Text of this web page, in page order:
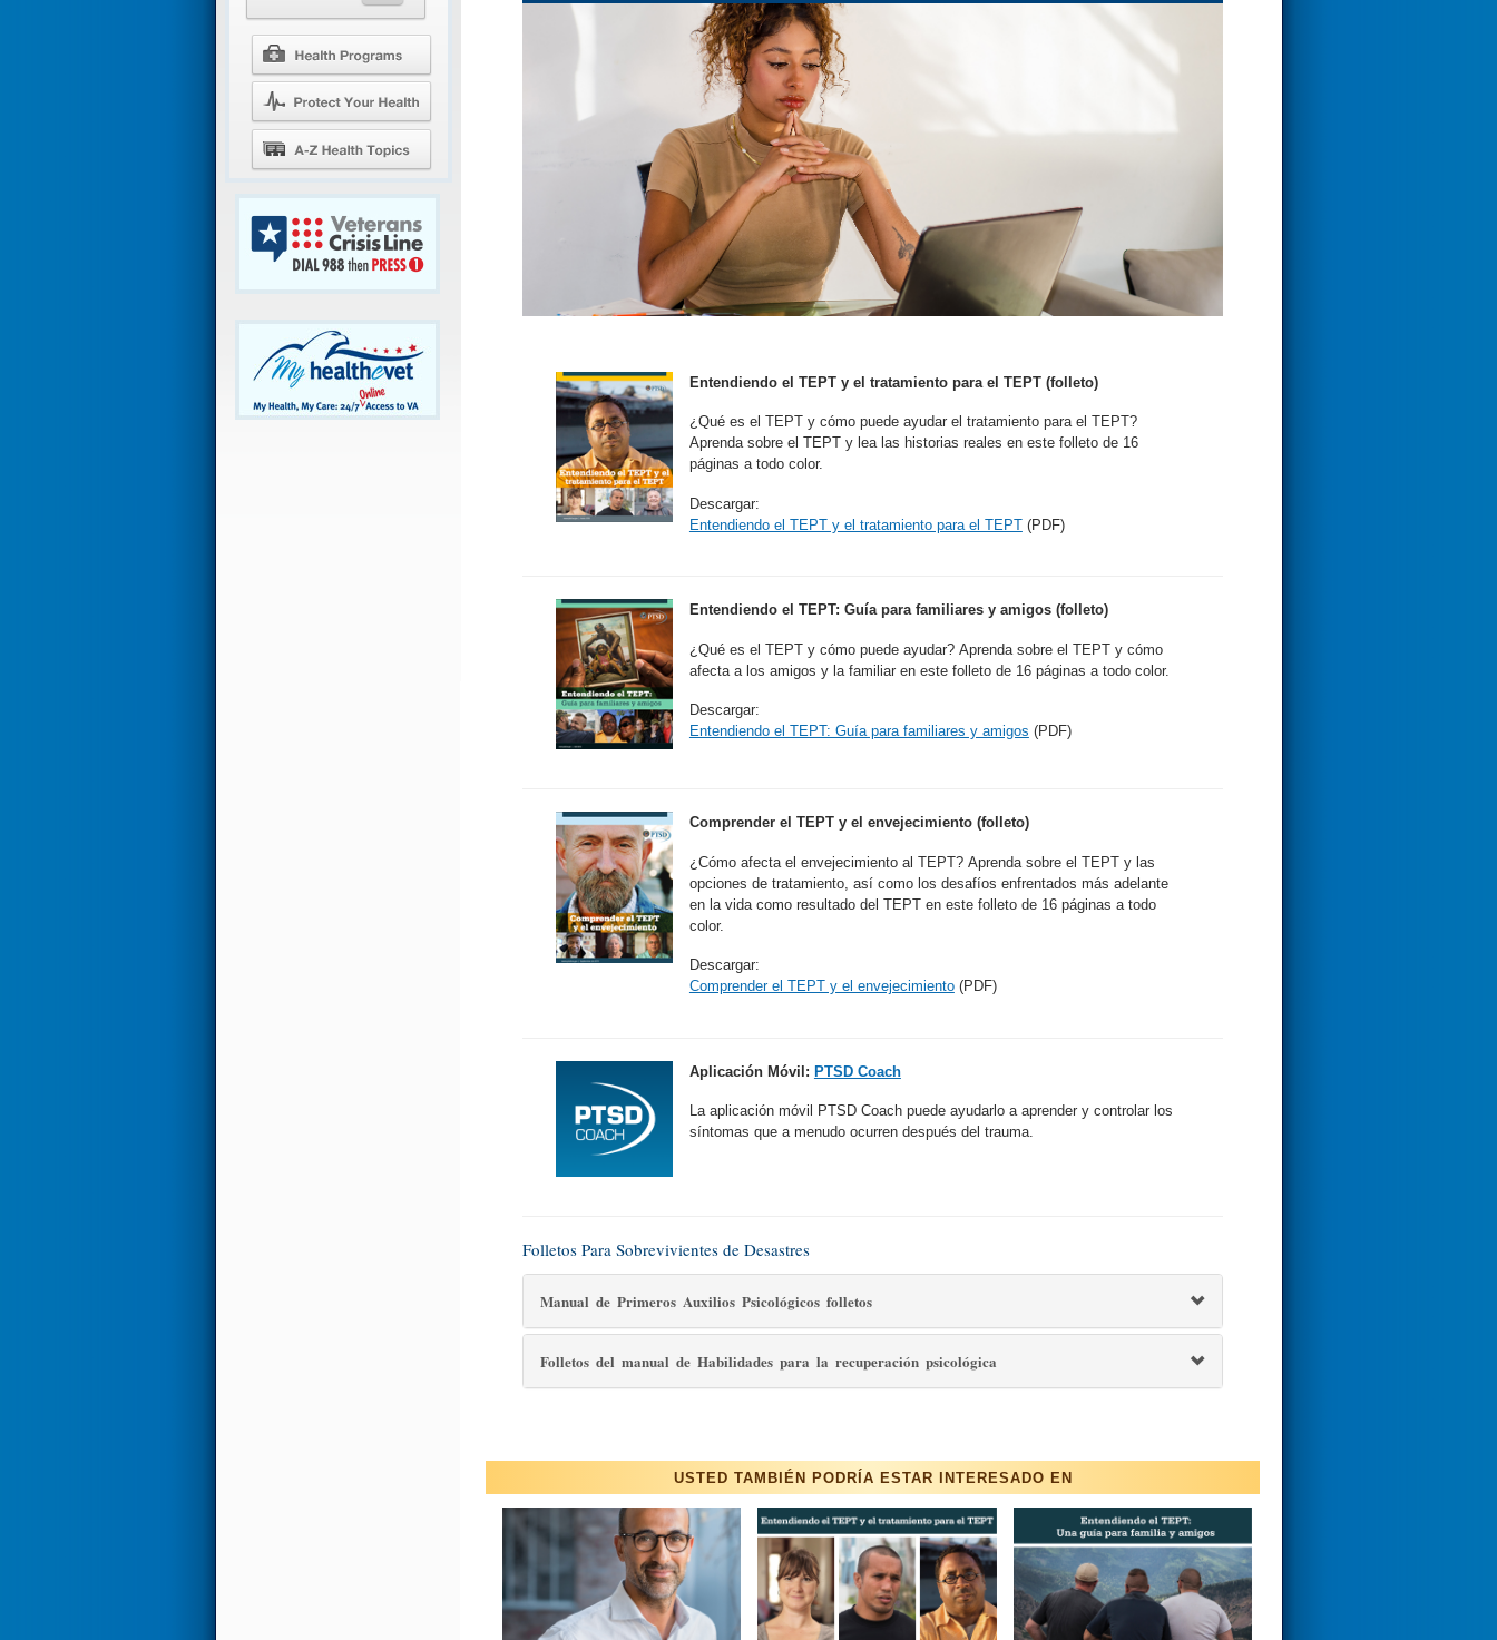
Entendiendo el TEPT y el tratamiento para el TEPT (folleto)
¿Qué es el TEPT y cómo puede ayudar el tratamiento para el TEPT?
Aprenda sobre el TEPT y lea las historias reales en este folleto de 16
páginas a todo color.
Descargar:
Entendiendo el TEPT y el tratamiento para el TEPT(PDF)
Entendiendo el TEPT: Guía para familiares y amigos (folleto)
¿Qué es el TEPT y cómo puede ayudar? Aprenda sobre el TEPT y cómo
afecta a los amigos y la familiar en este folleto de 16 páginas a todo color.
Descargar:
Entendiendo el TEPT: Guía para familiares y amigos (PDF)
Comprender el TEPT y el envejecimiento (folleto)
¿Cómo afecta el envejecimiento al TEPT? Aprenda sobre el TEPT y las
opciones de tratamiento, así como los desafíos enfrentados más adelante
en la vida como resultado del TEPT en este folleto de 16 páginas a todo
color.
Descargar:
Comprender el TEPT y el envejecimiento(PDF)
Aplicación Móvil: PTSD Coach
La aplicación móvil PTSD Coach puede ayudarlo a aprender y controlar los
síntomas que a menudo ocurren después del trauma.
Folletos Para Sobrevivientes de Desastres
Manual de Primeros Auxilios Psicológicos folletos
Folletos del manual de Habilidades para la recuperación psicológica
USTED TAMBIÉN PODRÍA ESTAR INTERESADO EN